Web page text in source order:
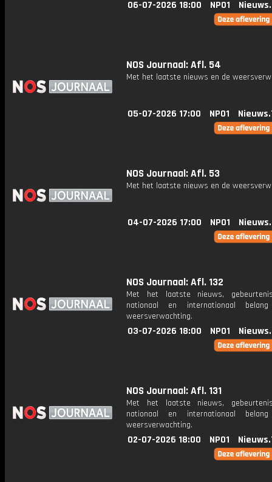
06-07-2026 18:00 NPO1
NOS Journaal: Afl. 54
Met het laatste nieuws en de
05-07-2026 17:00 NPO1
NOS Journaal: Afl. 53
Met het laatste nieuws en de
04-07-2026 17:00 NPO1
NOS Journaal: Afl. 132
Met het laatste nieuws,
nationaal en internationaal
weersverwachting.
03-07-2026 18:00 NPO1
NOS Journaal: Afl. 131
Met het laatste nieuws,
nationaal en internationaal
weersverwachting.
02-07-2026 18:00 NPO1